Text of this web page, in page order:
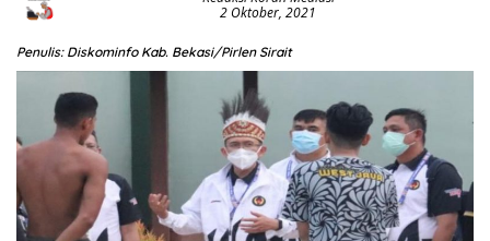
2 Oktober, 2021
Penulis: Diskominfo Kab. Bekasi/Pirlen Sirait